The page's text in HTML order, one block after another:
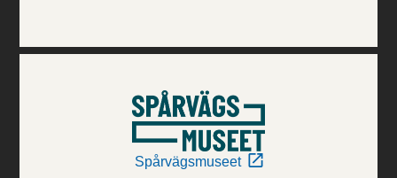
Spårvägsmuseet